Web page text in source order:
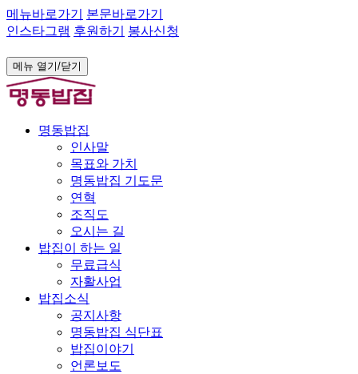
메뉴바로가기
본문바로가기
인스타그램 후원하기 봉사신청
메뉴 열기/닫기
명동밥집
인사말
목표와 가치
명동밥집 기도문
연혁
조직도
오시는 길
밥집이 하는 일
무료급식
자활사업
밥집소식
공지사항
명동밥집 식단표
밥집이야기
언론보도